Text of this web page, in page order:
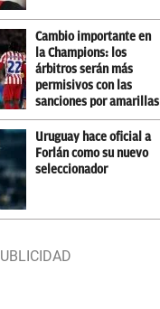
Cambio importante en
la Champions: los
árbitros serán más
permisivos con las
sanciones por amarillas
Uruguay hace oficial a
Forlán como su nuevo
seleccionador